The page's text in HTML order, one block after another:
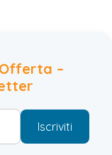
–
Iscriviti